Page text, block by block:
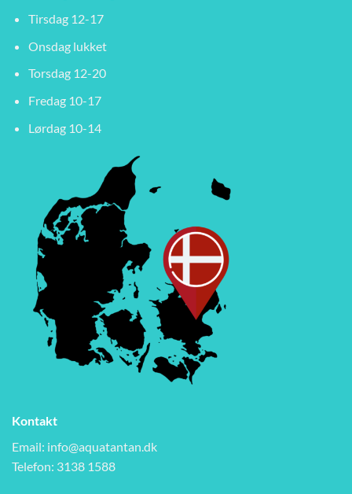
Tirsdag 12-17
Onsdag lukket
Torsdag 12-20
Fredag 10-17
Lørdag 10-14
Kontakt
Email: info@aquatantan.dk
Telefon: 3138 1588